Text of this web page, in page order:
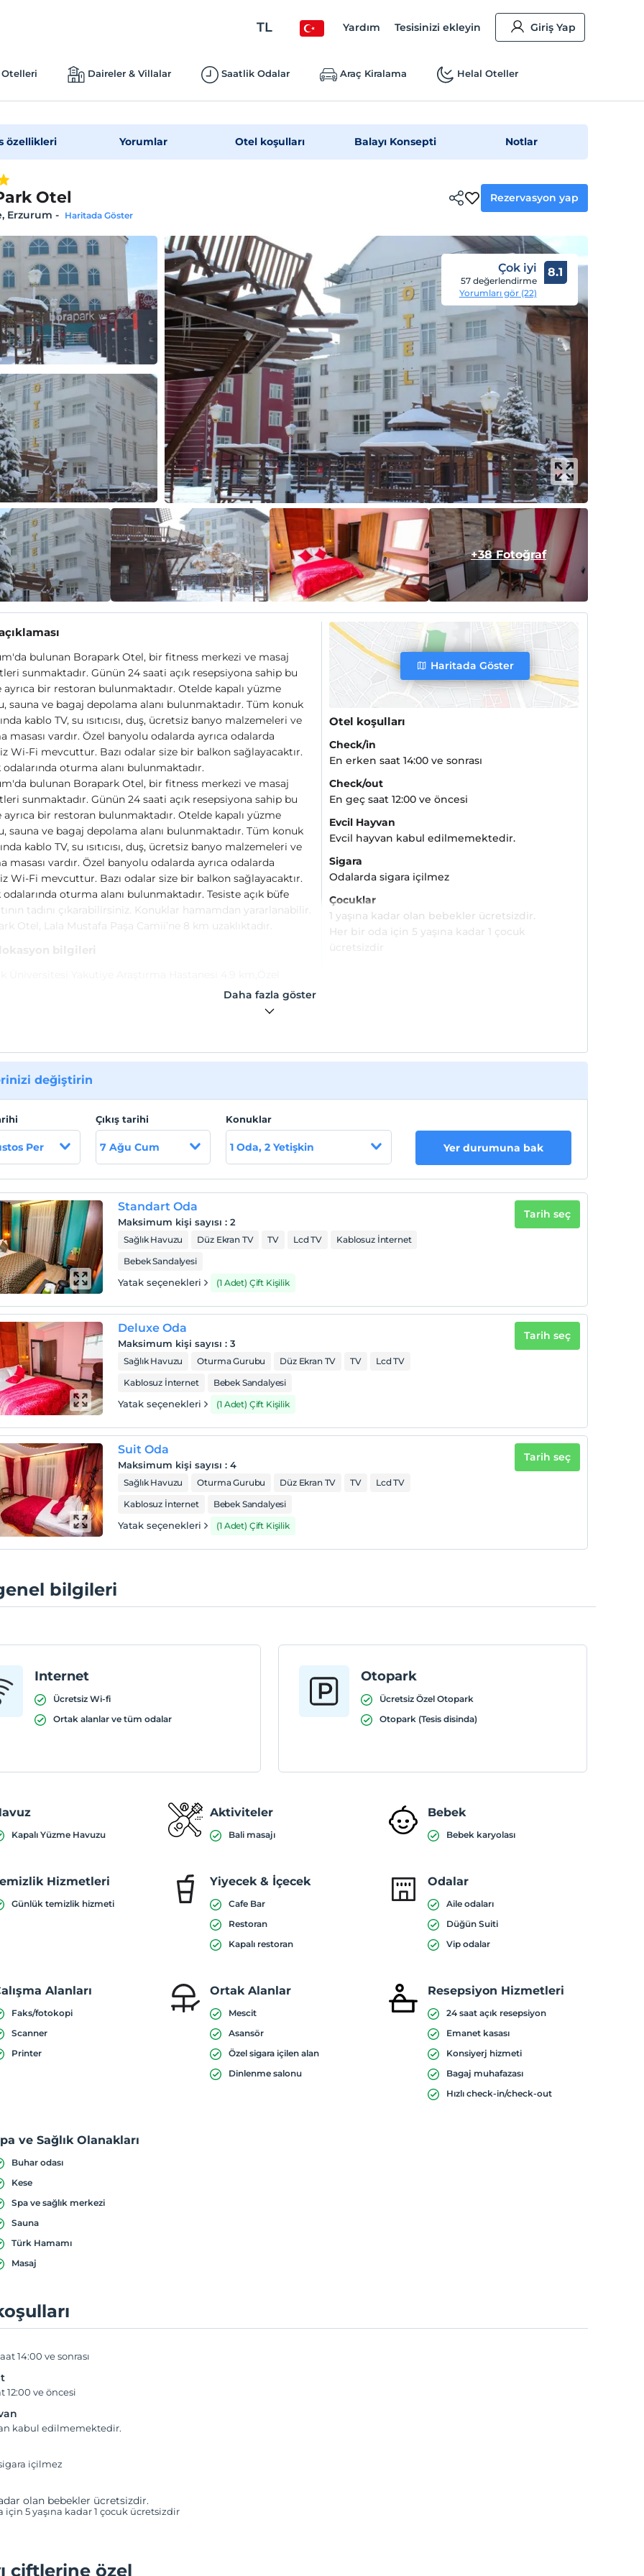
TL Yardım Tesisinizi ekleyin Giriş Yap
Daireler & Villalar Saatlik Odalar Araç Kiralama Helal Oteller
özellikleri Yorumlar Otel koşulları Balayı Konsepti Notlar
Otel
Erzurum - Haritada Göster
Rezervasyon yap
Çok iyi
57 değerlendirme
Yorumları gör (22)
8.1
+38 Fotoğraf
bulunan Borapark Otel, bir fitness merkezi ve masaj
sunmaktadır. Günün 24 saati açık resepsiyona sahip bu
ayrıca bir restoran bulunmaktadır. Otelde kapalı yüzme
sauna ve bagaj depolama alanı bulunmaktadır. Tüm konuk
kablo TV, su ısıtıcısı, duş, ücretsiz banyo malzemeleri ve
masası vardır. Özel banyolu odalarda ayrıca odalarda
Wi-Fi mevcuttur. Bazı odalar size bir balkon sağlayacaktır.
oturma alanı bulunmaktadır.
bulunan Borapark Otel, bir fitness merkezi ve masaj
sunmaktadır. Günün 24 saati açık resepsiyona sahip bu
ayrıca bir restoran bulunmaktadır. Otelde kapalı yüzme
sauna ve bagaj depolama alanı bulunmaktadır. Tüm konuk
kablo TV, su ısıtıcısı, duş, ücretsiz banyo malzemeleri ve
masası vardır. Özel banyolu odalarda ayrıca odalarda
Wi-Fi mevcuttur. Bazı odalar size bir balkon sağlayacaktır.
oturma alanı bulunmaktadır. Tesiste açık büfe
tadını çıkarabilirsiniz. Konuklar hamamdan yararlanabilir.
Otel, Lala Mustafa Paşa Camii’ne 8 km uzaklıktadır.
Hastanesi 7.6 km,Ataturk Universitesi Aziziye Arastirma
4.9 km,Erzurum Metropolitan Municipality Intercity Bus
Haritada Göster
Otel koşulları
Check/in
En erken saat 14:00 ve sonrası
Check/out
En geç saat 12:00 ve öncesi
Evcil Hayvan
Evcil hayvan kabul edilmemektedir.
Sigara
Odalarda sigara içilmez
Çocuklar
1 yaşına kadar olan bebekler ücretsizdir.
Her bir oda için 5 yaşına kadar 1 çocuk
ücretsizdir
Daha fazla göster
değiştirin
Per
Çıkış tarihi
7 Ağu Cum
Konuklar
1 Oda, 2 Yetişkin Yer durumuna bak
Standart Oda
Maksimum kişi sayısı :2
Sağlık Havuzu Düz Ekran TV TV Lcd TV
Kablosuz İnternet
Bebek Sandalyesi
Yatak seçenekleri (1 Adet) Çift Kişilik
Tarih seç
Deluxe Oda
Maksimum kişi sayısı :3
Sağlık Havuzu Oturma Gurubu Düz Ekran TV TV
Lcd TV
Kablosuz İnternet
Bebek Sandalyesi
Yatak seçenekleri (1 Adet) Çift Kişilik
Tarih seç
Suit Oda
Maksimum kişi sayısı :4
Sağlık Havuzu Oturma Gurubu Düz Ekran TV TV
Lcd TV
Kablosuz İnternet
Bebek Sandalyesi
Yatak seçenekleri (1 Adet) Çift Kişilik
Tarih seç
bilgileri
Internet
Ücretsiz Wi-fi
Ortak alanlar ve tüm odalar
Otopark
Ücretsiz Özel Otopark
Otopark (Tesis disinda)
Kapalı Yüzme Havuzu
Aktiviteler
Bali masajı
Bebek
Bebek karyolası
Hizmetleri
Günlük temizlik hizmeti
Yiyecek & İçecek
Cafe Bar
Restoran
Kapalı restoran
Odalar
Aile odaları
Düğün Suiti
Vip odalar
Alanları
Faks/fotokopi
Scanner
Printer
Ortak Alanlar
Mescit
Asansör
Özel sigara içilen alan
Dinlenme salonu
Resepsiyon Hizmetleri
24 saat açık resepsiyon
Emanet kasası
Konsiyerj hizmeti
Bagaj muhafazası
Hızlı check-in/check-out
ve Sağlık Olanakları
Buhar odası
Kese
Spa ve sağlık merkezi
Sauna
Türk Hamamı
Masaj
14:00 ve sonrası
12:00 ve öncesi
kabul edilmemektedir.
içilmez
olan bebekler ücretsizdir.
için 5 yaşına kadar 1 çocuk ücretsizdir
çiftlerine özel